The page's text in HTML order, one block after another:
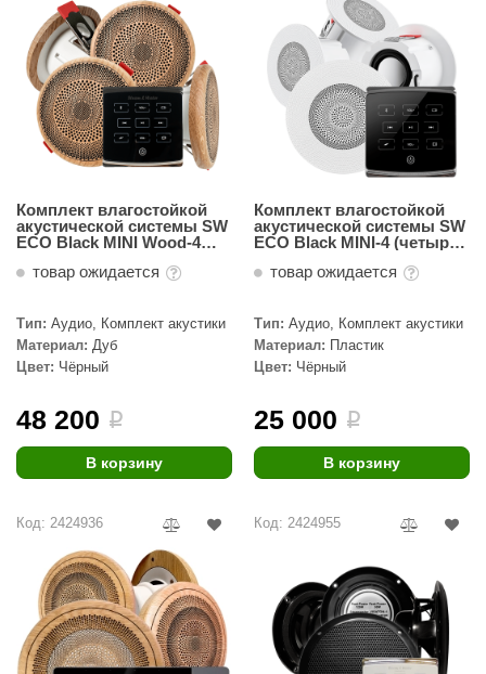
Комплект влагостойкой
акустической системы SW
ECO Black MINI Wood-4
товар ожидается
Тип: Аудио, Комплект акустики
Материал: Дуб
Цвет: Чёрный
48 200 i
В корзину
Комплект влагостойкой
акустической системы SW
ECO Black MINI-4 (четыре
товар ожидается
Тип: Аудио, Комплект акустики
Материал: Пластик
Цвет: Чёрный
25 000 i
В корзину
Код: 2424936 Код: 2424955